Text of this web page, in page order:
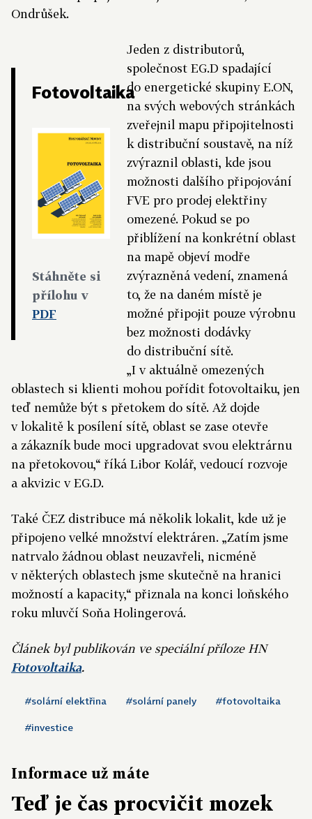
Ondrůšek.
Fotovoltaika
Stáhněte si
přílohu v
PDF
Jeden z distributorů,
společnost EG.D spadající
do energetické skupiny E.ON,
na svých webových stránkách
zveřejnil mapu připojitelnosti
k distribuční soustavě, na níž
zvýraznil oblasti, kde jsou
možnosti dalšího připojování
FVE pro prodej elektřiny
omezené. Pokud se po
přiblížení na konkrétní oblast
na mapě objeví modře
zvýrazněná vedení, znamená
to, že na daném místě je
možné připojit pouze výrobnu
bez možnosti dodávky
do distribuční sítě.
„I v aktuálně omezených
oblastech si klienti mohou pořídit fotovoltaiku, jen
teď nemůže být s přetokem do sítě. Až dojde
v lokalitě k posílení sítě, oblast se zase otevře
a zákazník bude moci upgradovat svou elektrárnu
na přetokovou,“ říká Libor Kolář, vedoucí rozvoje
a akvizic v EG.D.
Také ČEZ distribuce má několik lokalit, kde už je
připojeno velké množství elektráren. „Zatím jsme
natrvalo žádnou oblast neuzavřeli, nicméně
v některých oblastech jsme skutečně na hranici
možností a kapacity,“ přiznala na konci loňského
roku mluvčí Soňa Holingerová.
Článek byl publikován ve speciální příloze HN
Fotovoltaika.
#solární elektřina #solární panely #fotovoltaika
#investice
Informace už máte
Teď je čas procvičit mozek